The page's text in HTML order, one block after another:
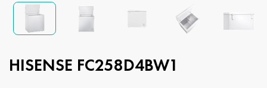
HISENSE FC258D4BW1